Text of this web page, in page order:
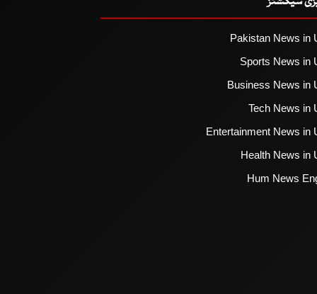
Pakistan News in
Sports News in
Business News in
Tech News in
Entertainment News in
Health News in
Hum News